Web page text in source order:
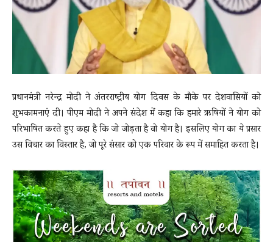
प्रधानमंत्री नरेन्द्र मोदी ने अंतरराष्ट्रीय योग दिवस के मौके पर देशवासियों को
शुभकामनाएं दी। पीएम मोदी ने अपने संदेश में कहा कि हमारे ऋषियों ने योग को
परिभाषित करते हुए कहा है कि जो जोड़ता है वो योग है। इसलिए योग का ये प्रसार
उस विचार का विस्तार है, जो पूरे संसार को एक परिवार के रूप में समाहित करता है।